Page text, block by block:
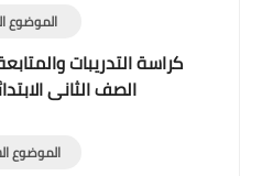
الموضوع
الصف الثانى
الموضوع